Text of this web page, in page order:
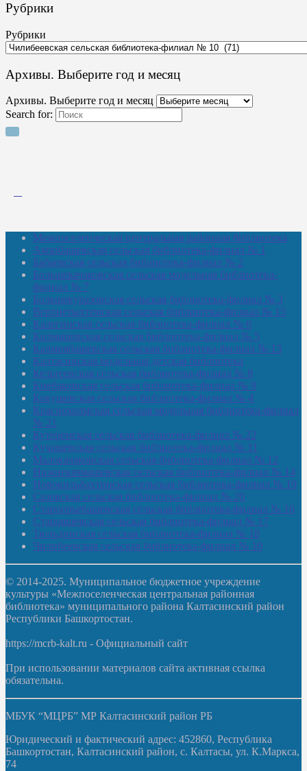
Рубрики
Рубрики
Архивы. Выберите год и месяц
Архивы. Выберите год и месяц
Search for:
Межпоселенческая центральная районная библиотека
Амзибашевская сельская библиотека-филиал № 1
Бабаевская сельская библиотека-филиал № 2
Большекачаковская сельская модельная библиотека-
филиал № 7
Большекуразовская сельская библиотека-филиал № 3
Верхнетыхтемская сельская библиотека-филиал № 15
Калегинская сельская библиотека-филиал № 6
Калмашевская сельская библиотека-филиал № 5
Калмиябашевская сельская библиотека-филиал № 13
Калтасинская модельная детская библиотека
Кельтеевская сельская библиотека-филиал № 8
Киебаковская сельская библиотека-филиал № 9
Кокушевская сельская библиотека-филиал № 4
Краснохолмская сельская модельная библиотека-филиал
№ 21
Кутеремская сельская библиотека-филиал № 22
Кучашевская сельская библиотека-филиал № 11
Малокачаковская сельская библиотека-филиал № 12
Нижнекачмашевская сельская библиотека-филиал № 14
Новокильбахтинская сельская библиотека-филиал № 19
Сазовская сельская библиотека-филиал № 20
Староорьебашевская сельская библиотека-филиал № 16
Старояшевская сельская библиотека-филиал № 17
Тюльдинская сельская библиотека-филиал № 18
Чилибеевская сельская библиотека-филиал № 10
© 2014-2025. Муниципальное бюджетное учреждение
культуры «Межпоселенческая центральная районная
библиотека» муниципального района Калтасинский район
Республики Башкортостан.
https://mcrb-kalt.ru - Официальный сайт
При использовании материалов сайта активная ссылка
обязательна.
МБУК “МЦРБ” МР Калтасинский район РБ
Юридический и фактический адрес: 452860, Республика
Башкортостан, Калтасинский район, с. Калтасы, ул. К.Маркса,
74